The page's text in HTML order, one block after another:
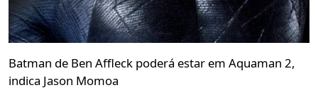
Batman de Ben Affleck poderá estar em Aquaman 2,
indica Jason Momoa